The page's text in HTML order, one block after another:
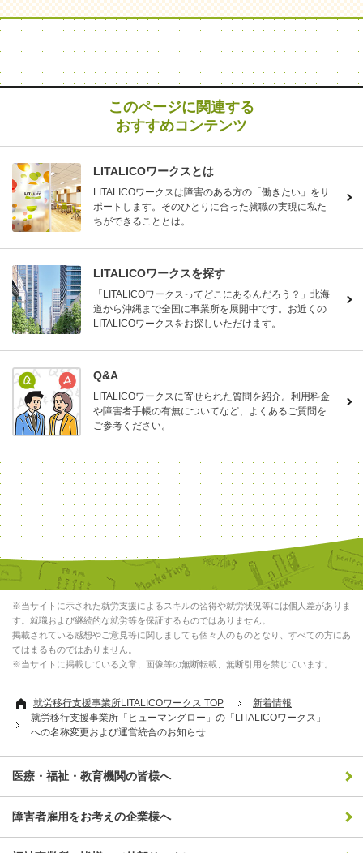
このページに関連する
おすすめコンテンツ
LITALICOワークスとは
LITALICOワークスは障害のある方の「働きたい」をサ
ポートします。そのひとりに合った就職の実現に私た
ちができることとは。
LITALICOワークスを探す
「LITALICOワークスってどこにあるんだろう？」北海
道から沖縄まで全国に事業所を展開中です。お近くの
LITALICOワークスをお探しいただけます。
Q&A
LITALICOワークスに寄せられた質問を紹介。利用料金
や障害者手帳の有無についてなど、よくあるご質問を
ご参考ください。
※当サイトに示された就労支援によるスキルの習得や就労状況等には個人差がありま
す。就職および継続的な就労等を保証するものではありません。
掲載されている感想やご意見等に関しましても個々人のものとなり、すべての方にあ
てはまるものではありません。
※当サイトに掲載している文章、画像等の無断転載、無断引用を禁じています。
就労移行支援事業所LITALICOワークス TOP
新着情報
就労移行支援事業所「ヒューマングロー」の「LITALICOワークス」
への名称変更および運営統合のお知らせ
医療・福祉・教育機関の皆様へ
障害者雇用をお考えの企業様へ